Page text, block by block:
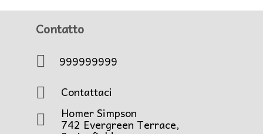
Contatto
999999999
Contattaci
Homer Simpson
742 Evergreen Terrace,